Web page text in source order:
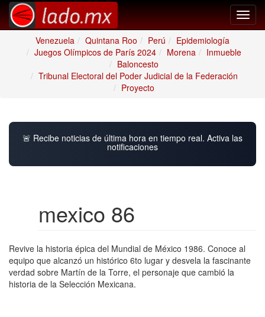
Venezuela
Quintana Roo Perú
Epidemiología
Juegos Olímpicos de París 2024
Morena
Inmueble
Baloncesto
Tribunal Electoral del Poder Judicial de la Federación
Proyecto
🚨 Recibe noticias de última hora en tiempo real. Activa las
notificaciones
mexico 86
Revive la historia épica del Mundial de México 1986. Conoce al
equipo que alcanzó un histórico 6to lugar y desvela la fascinante
verdad sobre Martín de la Torre, el personaje que cambió la
historia de la Selección Mexicana.